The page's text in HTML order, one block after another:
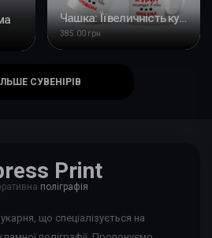
Чашка: Її величність кума
385.00 грн
СУВЕНІРІВ
Print
поліграфія
що спеціалізується на